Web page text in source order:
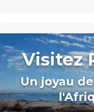
Visitez
Un joyau